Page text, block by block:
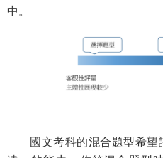
中。
國文考科的混合題型希